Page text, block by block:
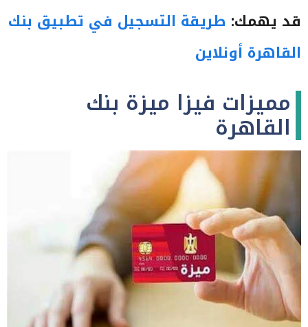
قد يهمك: طريقة التسجيل في تطبيق بنك
القاهرة أونلاين
مميزات فيزا ميزة بنك
القاهرة